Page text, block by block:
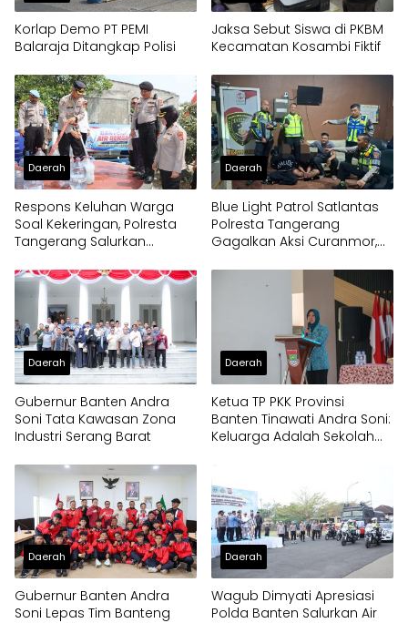
Korlap Demo PT PEMI
Balaraja Ditangkap Polisi
Jaksa Sebut Siswa di PKBM
Kecamatan Kosambi Fiktif
Daerah
Respons Keluhan Warga
Soal Kekeringan, Polresta
Tangerang Salurkan
Panongan
Daerah
Blue Light Patrol Satlantas
Polresta Tangerang
Gagalkan Aksi Curanmor,
Daerah
Gubernur Banten Andra
Soni Tata Kawasan Zona
Industri Serang Barat
Daerah
Ketua TP PKK Provinsi
Banten Tinawati Andra Soni:
Keluarga Adalah Sekolah
Daerah
Gubernur Banten Andra
Soni Lepas Tim Banteng
Daerah
Wagub Dimyati Apresiasi
Polda Banten Salurkan Air